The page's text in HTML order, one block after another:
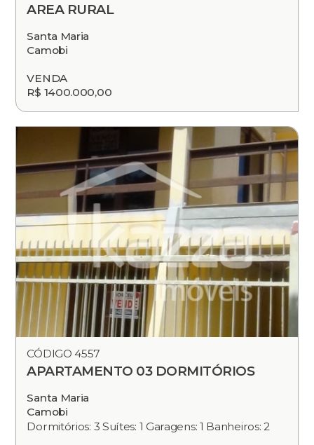
AREA RURAL
Santa Maria
Camobi
VENDA
R$ 1400.000,00
CÓDIGO 4557
APARTAMENTO 03 DORMITÓRIOS
Santa Maria
Camobi
Dormitórios: 3 Suítes: 1 Garagens: 1 Banheiros: 2